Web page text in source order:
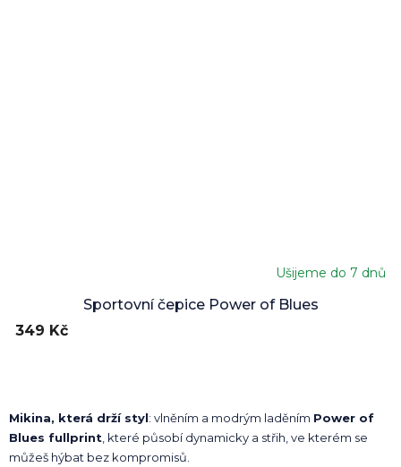
Sportovní čepice Power of Blues
Ušijeme do 7 dnů
349 Kč
Mikina, která drží styl: vlněním a modrým laděním Power of
Blues fullprint , které působí dynamicky a střih, ve kterém se
můžeš hýbat bez kompromisů.